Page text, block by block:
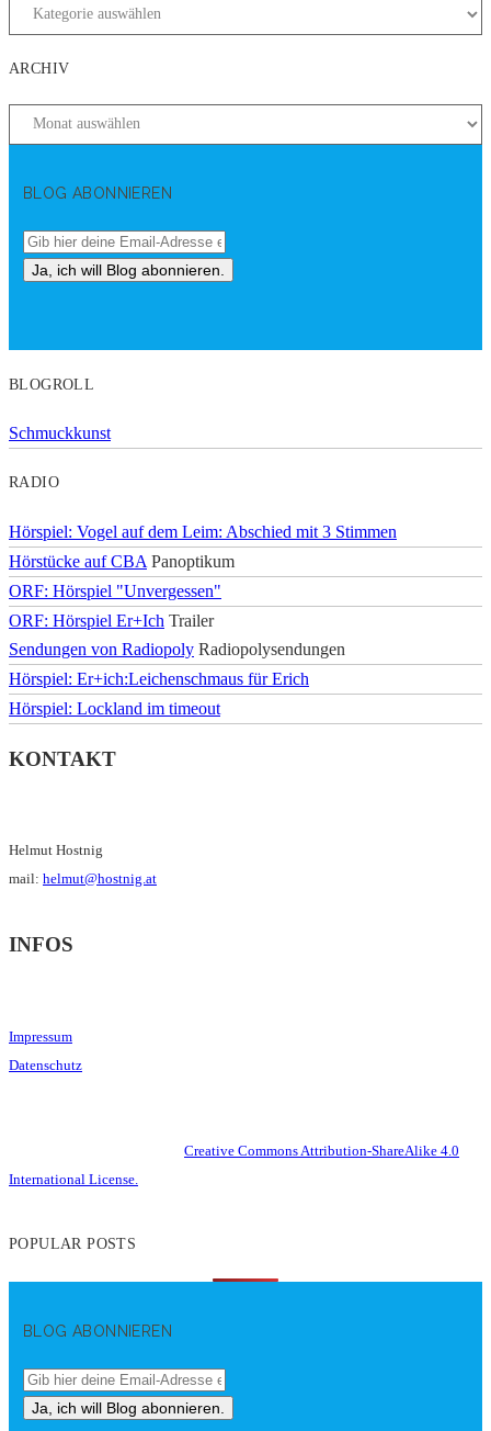
ARCHIV
BLOG ABONNIEREN
BLOGROLL
Schmuckkunst
RADIO
Hörspiel: Vogel auf dem Leim: Abschied mit 3 Stimmen
Hörstücke auf CBA Panoptikum
ORF: Hörspiel "Unvergessen"
ORF: Hörspiel Er+Ich Trailer
Sendungen von Radiopoly Radiopolysendungen
Hörspiel: Er+ich:Leichenschmaus für Erich
Hörspiel: Lockland im timeout
KONTAKT
Helmut Hostnig
mail: helmut@hostnig.at
INFOS
Impressum
Datenschutz
Creative Commons Attribution-ShareAlike 4.0
International License.
POPULAR POSTS
BLOG ABONNIEREN